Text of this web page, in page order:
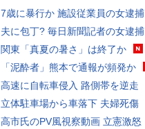
7歳に暴行か 施設従業員の女逮捕
夫に包丁? 毎日新聞記者の女逮捕
関東「真夏の暑さ」は終了か
「泥酔者」熊本で通報が頻発か
高速に自転車侵入 路側帯を逆走
立体駐車場から車落下 夫婦死傷
高市氏のPV風視察動画 立憲激怒